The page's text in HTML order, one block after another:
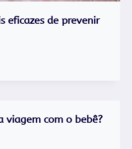
eficazes de prevenir
viagem com o bebê?